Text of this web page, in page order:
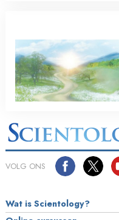
VOLG ONS
Wat is Scientology?